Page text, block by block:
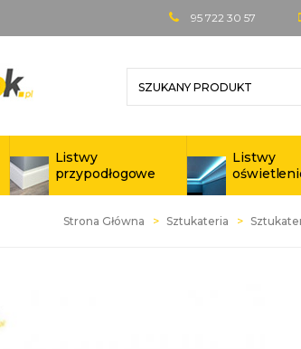
95 722 30 57
Listwy
przypodłogowe
Listwy
Strona Główna Sztukateria